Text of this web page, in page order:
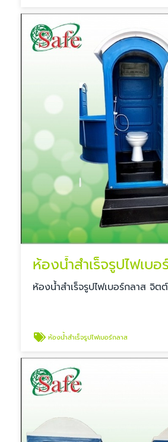
ห้องน้ำสำเร็จรูปไฟเบ
ห้องน้ำสำเร็จรูปไฟเบอร์กลาส จิต
ห้องน้ำสำเร็จรูปไฟเบอร์กลาส